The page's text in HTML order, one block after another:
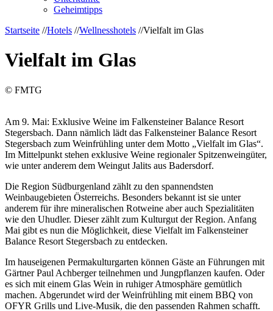
Geheimtipps
Startseite //Hotels //Wellnesshotels //Vielfalt im Glas
Vielfalt im Glas
© FMTG
Am 9. Mai: Exklusive Weine im Falkensteiner Balance Resort
Stegersbach. Dann nämlich lädt das Falkensteiner Balance Resort
Stegersbach zum Weinfrühling unter dem Motto „Vielfalt im Glas“.
Im Mittelpunkt stehen exklusive Weine regionaler Spitzenweingüter,
wie unter anderem dem Weingut Jalits aus Badersdorf.
Die Region Südburgenland zählt zu den spannendsten
Weinbaugebieten Österreichs. Besonders bekannt ist sie unter
anderem für ihre mineralischen Rotweine aber auch Spezialitäten
wie den Uhudler. Dieser zählt zum Kulturgut der Region. Anfang
Mai gibt es nun die Möglichkeit, diese Vielfalt im Falkensteiner
Balance Resort Stegersbach zu entdecken.
Im hauseigenen Permakulturgarten können Gäste an Führungen mit
Gärtner Paul Achberger teilnehmen und Jungpflanzen kaufen. Oder
es sich mit einem Glas Wein in ruhiger Atmosphäre gemütlich
machen. Abgerundet wird der Weinfrühling mit einem BBQ von
OFYR Grills und Live-Musik, die den passenden Rahmen schafft.